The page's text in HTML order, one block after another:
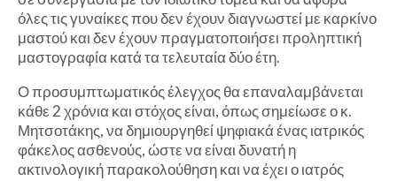
όλες τις γυναίκες που δεν έχουν διαγνωστεί με καρκίνο
μαστού και δεν έχουν πραγματοποιήσει προληπτική
μαστογραφία κατά τα τελευταία δύο έτη.
Ο προσυμπτωματικός έλεγχος θα επαναλαμβάνεται
κάθε 2 χρόνια και στόχος είναι, όπως σημείωσε ο κ.
Μητσοτάκης, να δημιουργηθεί ψηφιακά ένας ιατρικός
φάκελος ασθενούς, ώστε να είναι δυνατή η
ακτινολογική παρακολούθηση και να έχει ο ιατρός